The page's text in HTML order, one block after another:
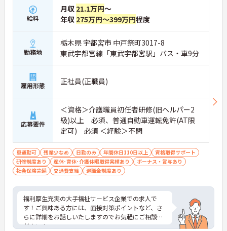
★おすすめPOINT★
【夜勤なし×年間休日119日！オンオフのメリハリ
をつけて働ける環境です】
・身体への負担が少ない夜勤なしの勤務で年間休日
119日がしっかりと確保されています
・毎月1日付与されるリフレッシュ休暇と有給を組
み合わせて連休を取得しプライベートを満喫できま
・子育てサポート企業として「くるみん認定」を取
得しており未就学児向けのこども休暇など支援体制
が万全です
【賞与実績最大105万円◎大手法人ならではの手厚
い待遇と福利厚生が魅力です】
・頑張りをしっかり還元する過去実績最大105万円
の賞与や配偶者・お子様への手厚い扶養手当を支給
しています
・宿泊費補助などが受けられる独自の「ツクイPLU
S」や勤続3年以上の退職金制度を完備しています
・社内規定の範囲内で髪色や髪型をはじめネイルや
まつげエクステが自由であり自分らしさを大切に働
けます
【有資格者のキャリアパス！手厚いチューター制度
と多彩な研修で専門性を高めます 】
・入社後1年間は専門のチューター（指導担当者）
がマンツーマンで手厚くフォローするため新しい環
給料
月収 21.1万円～
年収 275万円～399万円程度
勤務地
栃木県 宇都宮市 中戸祭町3017-8
東武宇都宮線「東武宇都宮駅」バス・車9分
雇用形態 正社員(正職員)
応募要件
＜資格＞介護職員初任者研修(旧ヘルパー2
級)以上 必須、普通自動車運転免許(AT限
定可) 必須 ＜経験＞不問
車通勤可 残業少なめ 日勤のみ 年間休日110日以上
資格取得サポート
研修制度あり
産休･育休･介護休暇取得実績あり
ボーナス・賞与あり
社会保険完備
交通費支給 退職金制度あり
福利厚生充実の大手福祉サービス企業での求人で
す！ご興味ある方には、面接対策ポイントなど、さ
らに詳細をお話しいたしますのでお気軽にご相談く
ださい！